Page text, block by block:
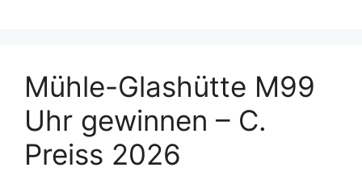
Mühle-Glashütte M99
Uhr gewinnen – C.
Preiss 2026